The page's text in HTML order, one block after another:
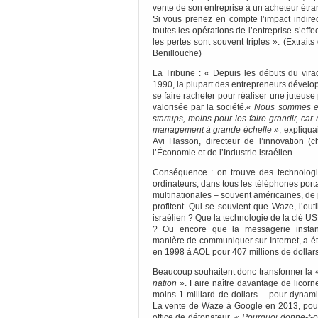
vente de son entreprise à un acheteur
Si vous prenez en compte l’impact
toutes les opérations de l’entreprise
les pertes sont souvent triples ».
Benillouche)
La Tribune : « Depuis les débuts du
1990, la plupart des entrepreneurs
se faire racheter pour réaliser une juteuse
valorisée par la société.« Nous sommes
startups, moins pour les faire grandir, car
management à grande échelle »,
Avi Hasson, directeur de l’innovation
l’Économie et de l’Industrie israélien.
Conséquence : on trouve des
ordinateurs, dans tous les téléphones
multinationales – souvent américaines,
profitent. Qui se souvient que Waze,
israélien ? Que la technologie de la clé
? Ou encore que la messagerie
manière de communiquer sur Internet, a
en 1998 à AOL pour 407 millions de
Beaucoup souhaitent donc transformer la
nation ». Faire naître davantage de
moins 1 milliard de dollars – pour
La vente de Waze à Google en 2013,